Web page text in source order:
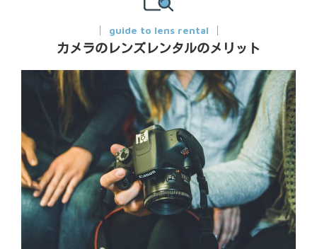
guide to lens rental
カメラのレンズレンタルのメリット